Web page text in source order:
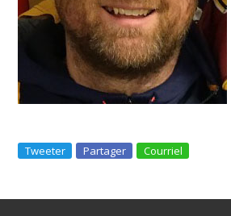
Tweeter Partager Courriel